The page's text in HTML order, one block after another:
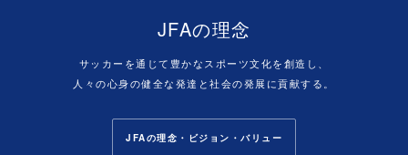
JFAの理念
サッカーを通じて豊かなスポーツ文化を創造し、
人々の心身の健全な発達と社会の発展に貢献する。
JFAの理念・ビジョン・バリュー